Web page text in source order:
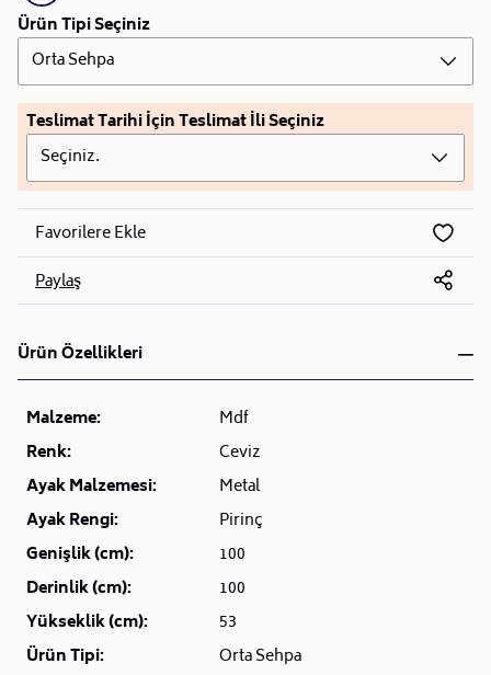
Ürün Tipi Seçiniz
Orta Sehpa
Teslimat Tarihi İçin Teslimat İli Seçiniz
Seçiniz.
Favorilere Ekle
Paylaş
Ürün Özellikleri
Malzeme:
Mdf
Renk:
Ceviz
Ayak Malzemesi:
Metal
Ayak Rengi:
Pirinç
Genişlik (cm):
100
Derinlik (cm):
100
Yükseklik (cm):
53
Ürün Tipi:
Orta Sehpa